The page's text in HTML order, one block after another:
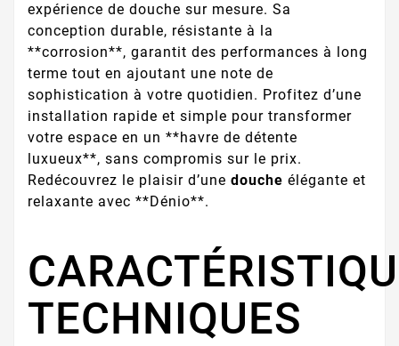
expérience de douche sur mesure. Sa
conception durable, résistante à la
**corrosion**, garantit des performances à long
terme tout en ajoutant une note de
sophistication à votre quotidien. Profitez d’une
installation rapide et simple pour transformer
votre espace en un **havre de détente
luxueux**, sans compromis sur le prix.
Redécouvrez le plaisir d’une douche élégante et
relaxante avec **Dénio**.
TECHNIQUES